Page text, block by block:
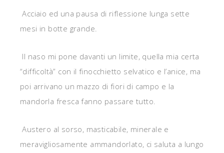
Acciaio ed una pausa di riflessione lunga sette
mesi in botte grande.
Il naso mi pone davanti un limite, quella mia certa
“difficoltà” con il finocchietto selvatico e l’anice, ma
poi arrivano un mazzo di fiori di campo e la
mandorla fresca fanno passare tutto.
Austero al sorso, masticabile, minerale e
meravigliosamente ammandorlato, ci saluta a lungo